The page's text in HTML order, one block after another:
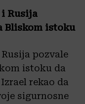
Rusija
Bliskom istoku
pozvale
istoku da
rekao da
sigurnosne